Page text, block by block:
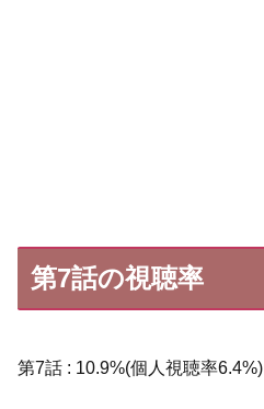
第7話の視聴率
第7話 : 10.9%(個人視聴率6.4%)